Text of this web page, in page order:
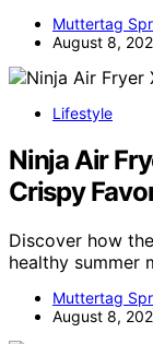
Muttertag
August 8,
Lifestyle
Ninja Air
Crispy
Discover how
healthy summer
Muttertag
August 8,